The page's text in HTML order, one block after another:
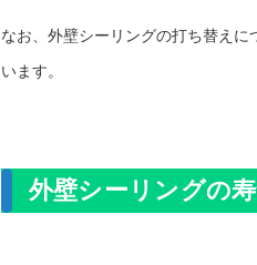
なお、外壁シーリングの打ち替えに
います。
外壁シーリングの